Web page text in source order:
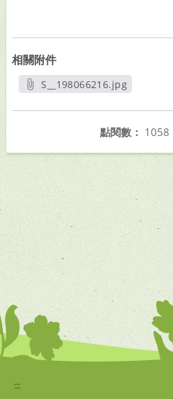
相關附件
S__198066216.jpg
點閱數： 1058
:::